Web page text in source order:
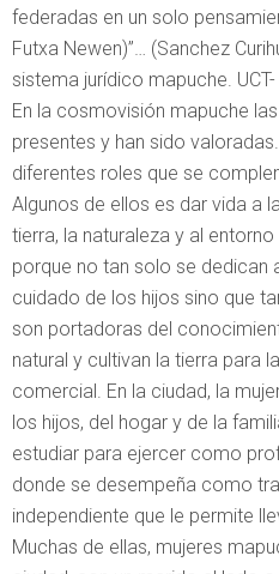
federadas en un solo
Futxa Newen)”… (Sanchez
sistema jurídico mapuche.
En la cosmovisión mapuche
presentes y han sido
diferentes roles que se
Algunos de ellos es dar vida a
tierra, la naturaleza y al
porque no tan solo se dedican
cuidado de los hijos sino que
son portadoras del
natural y cultivan la tierra para
comercial. En la ciudad, la
los hijos, del hogar y de la
estudiar para ejercer como
donde se desempeña como
independiente que le permite
Muchas de ellas, mujeres